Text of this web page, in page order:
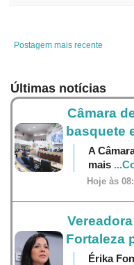
Postagem mais recente
Últimas notícias
Câmara
basquete
A
mais
Hoje às
Fortaleza
Érika